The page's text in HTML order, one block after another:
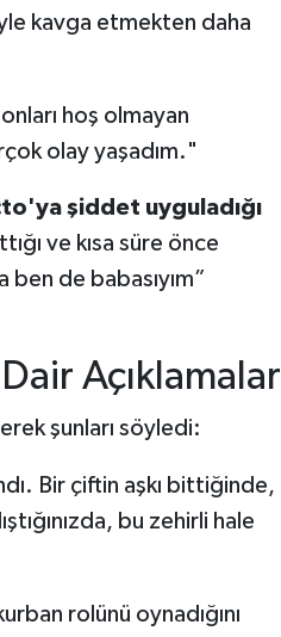
kavga etmekten daha
hoş olmayan
olay yaşadım."
şiddet uyguladığı
ve kısa süre önce
de babasıyım”
Açıklamalar
şunları söyledi:
Bir çiftin aşkı bittiğinde,
bu zehirli hale
rolünü oynadığını